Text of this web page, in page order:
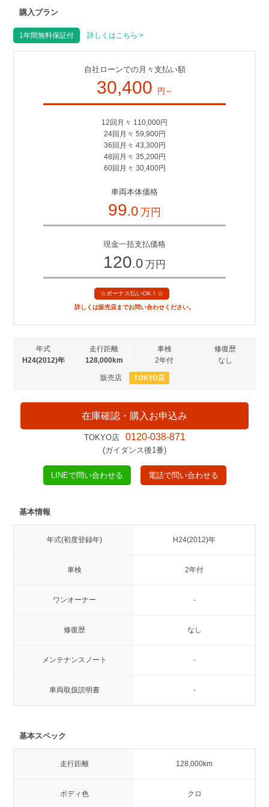
購入プラン
1年間無料保証付 詳しくはこちら >
自社ローンでの月々支払い額
30,400 円～
12回月々 110,000円
24回月々 59,900円
36回月々 43,300円
48回月々 35,200円
60回月々 30,400円
車両本体価格
99.0 万円
現金一括支払価格
120.0 万円
☆ボーナス払いOK！☆
詳しくは販売店までお問い合わせください。
年式
H24(2012)年
走行距離
128,000km
車検
2年付
修復歴
なし
販売店 TOKYO店
在庫確認・購入お申込み
TOKYO店 0120-038-871
(ガイダンス後1番)
LINEで問い合わせる 電話で問い合わせる
基本情報
年式(初度登録年) H24(2012)年
車検 2年付
ワンオーナー -
修復歴 なし
メンテナンスノート -
車両取扱説明書 -
基本スペック
走行距離 128,000km
ボディ色 クロ